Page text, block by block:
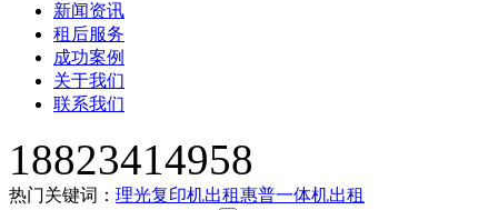
新闻资讯
租后服务
成功案例
关于我们
联系我们
18823414958
热门关键词： 理光复印机出租惠普一体机出租